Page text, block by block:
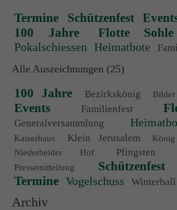
Termine Schützenfest
100 Jahre
Flotte Sohle
Pokalschiessen Heimatbote
Alle Auszeichnungen (25)
100 Jahre Bezirkskönig Bilder
Events Familienfest
Generalversammlung
Kaiserhaus Klein Jerusalem König
Niederheider Hof Pfingsten
Pressemitteilung Schützenfest
Termine Vogelschuss Winterball
Archiv